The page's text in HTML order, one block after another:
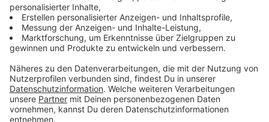
Du möchtest uns etwas sagen?
Studio Hotline